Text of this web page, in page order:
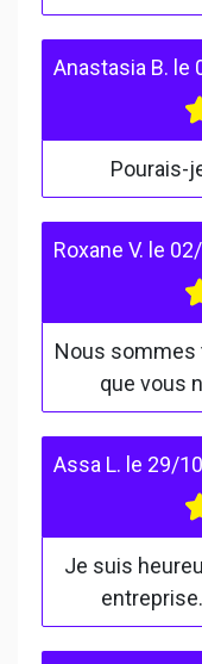
Anastasia B. le
Pourais-
Roxane V. le
Nous
que vous
Assa L. le 29/
Je suis